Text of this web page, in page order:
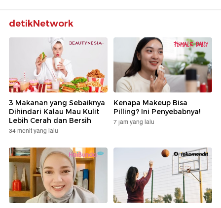
detikNetwork
3 Makanan yang Sebaiknya
Dihindari Kalau Mau Kulit
Lebih Cerah dan Bersih
34 menit yang lalu
Kenapa Makeup Bisa
Pilling? Ini Penyebabnya!
7 jam yang lalu